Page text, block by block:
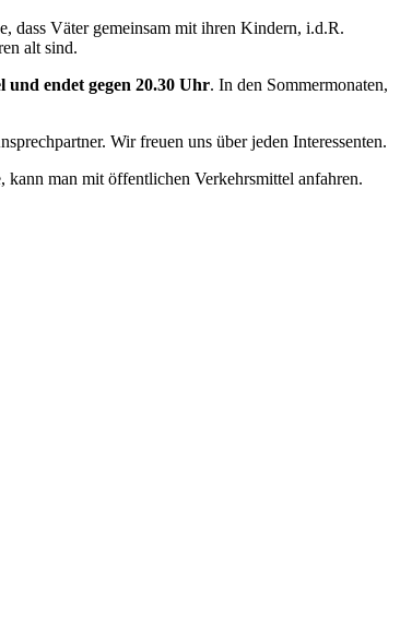
dass Väter gemeinsam mit ihren Kindern, i.d.R.
alt sind.
und endet gegen 20.30 Uhr. In den Sommermonaten,
Wir freuen uns über jeden Interessenten.
man mit öffentlichen Verkehrsmittel anfahren.